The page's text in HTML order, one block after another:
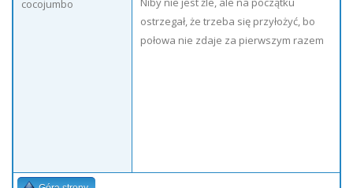
cocojumbo
ostrzegał, że trzeba się przyłożyć, bo
połowa nie zdaje za pierwszym razem